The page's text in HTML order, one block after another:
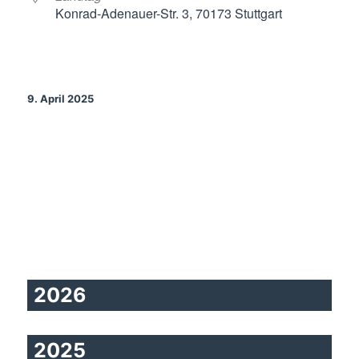
Konrad-Adenauer-Str. 3, 70173 Stuttgart
9. April 2025
2026
2025